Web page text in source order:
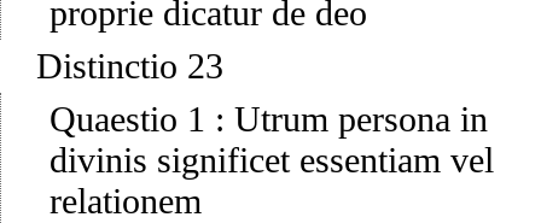
proprie dicatur de deo
Distinctio 23
Quaestio 1 : Utrum persona in
divinis significet essentiam vel
relationem